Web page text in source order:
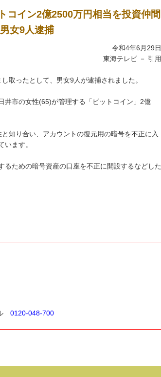
イン2億2500万円相当を投資仲間
女9人逮捕
令和4年6月29日
東海テレビ － 引用
取ったとして、男女9人が逮捕されました。
井市の女性(65)が管理する「ビットコイン」2億
知り合い、アカウントの復元用の暗号を不正に入
ます。
るための暗号資産の口座を不正に開設するなどした
0120-048-700